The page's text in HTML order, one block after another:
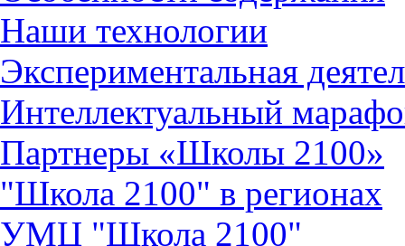
Наши технологии
Экспериментальная
Интеллектуальный
Партнеры «Школы 2100»
"Школа 2100" в регионах
УМЦ "Школа 2100"